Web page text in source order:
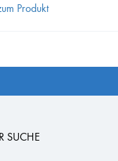
Produkt
SUCHE